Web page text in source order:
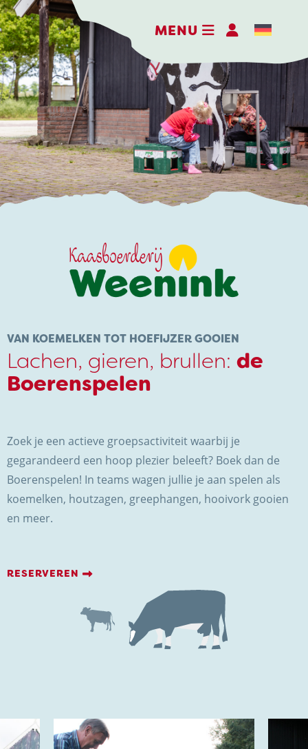
MENU
DE BELEEFBOERDERIJ
DE KAASMAKERIJ
DE STOKERIJ
LANDWINKEL
KERSTPAKKETTEN
NIEUWS & ACTUALITEITEN
CONTACT
Kaasboerderij Weenink
Eimersweg 3
0544 37 14 46
info@kaasboerderijweenink.nl
VAN KOEMELKEN TOT HOEFIJZER GOOIEN
Lachen, gieren, brullen: de
Boerenspelen
Zoek je een actieve groepsactiviteit waarbij je
gegarandeerd een hoop plezier beleeft? Boek dan de
Boerenspelen! In teams wagen jullie je aan spelen als
koemelken, houtzagen, greephangen, hooivork gooien
en meer.
RESERVEREN